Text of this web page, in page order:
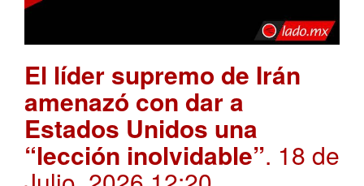
El líder supremo de Irán
amenazó con dar a
Estados Unidos una
“lección inolvidable”. 18 de